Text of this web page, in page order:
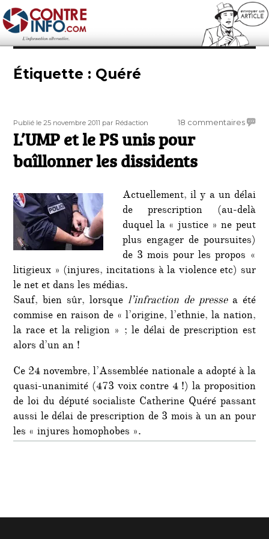
Contre-Info
Étiquette : Quéré
Publié
le
Publié le 25 novembre 2011 Auteur
par Rédaction 18 commentairessur
pour
les
L’UMP et le PS unis pour
baîllonner les dissidents
Actuellement, il y a un délai
de prescription (au-delà
duquel la « justice » ne peut
plus engager de poursuites)
de 3 mois pour les propos «
litigieux » (injures, incitations à la violence etc) sur
le net et dans les médias.
Sauf, bien sûr, lorsque l’infraction de pressea été
commise en raison de « l’origine, l’ethnie, la nation,
la race et la religion » ; le délai de prescription est
alors d’un an !
Ce 24 novembre, l’Assemblée nationale a adopté à la
quasi-unanimité (473 voix contre 4 !) la proposition
de loi du député socialiste Catherine Quéré passant
aussi le délai de prescription de 3 mois à un an pour
les « injures homophobes ».